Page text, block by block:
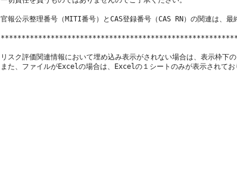
官報公示整理番号（MITI番号）とCAS登録番号（CAS RN）の関連は、最
リスク評価関連情報において埋め込み表示がされない場合は、表示枠下
また、ファイルがExcelの場合は、Excelの１シートのみが表示されてお